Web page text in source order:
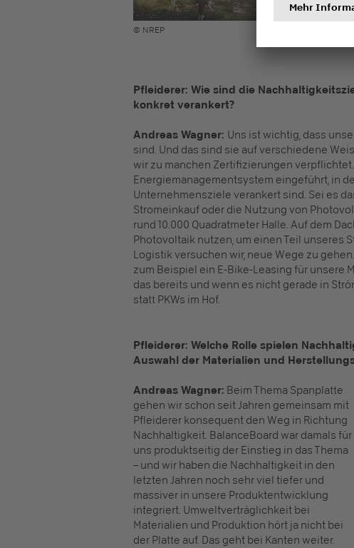
© NREP
Pfleiderer: Wie sind die
konkret verankert?
Andreas Wagner: Uns ist wichtig, dass
sind. Und das sind sie auf verschiedene
wir zu manchen Zertifizierungen
Energiemanagementsystem eingeführt, in
Unternehmensziele verankert sind. Sei es
Stromeinkauf oder die Nutzung von
rund 10.000 Quadratmeter Halle. Auf dem
Photovoltaik nutzen, um einen Teil unseres
Logistik versuchen wir, neue Wege zu
zum Beispiel ein E-Bike-Leasing für unsere
das bereits und wenn es nicht gerade in
statt PKWs im Hof.
Pfleiderer: Welche Rolle spielen
Auswahl der Materialien und
Andreas Wagner: Beim Thema Spanplatte
gehen wir schon seit Jahren gemeinsam mit
Pfleiderer konsequent den Weg in Richtung
Nachhaltigkeit. BalanceBoard war damals für
uns produktseitig der Einstieg in das Thema
– und wir haben die Nachhaltigkeit in den
letzten Jahren noch sehr viel tiefer und
massiver in unsere Produktentwicklung
integriert. Umweltverträglichkeit bei
Materialien und Produktion hört ja nicht bei
der Platte auf. Das geht bei Kanten weiter.